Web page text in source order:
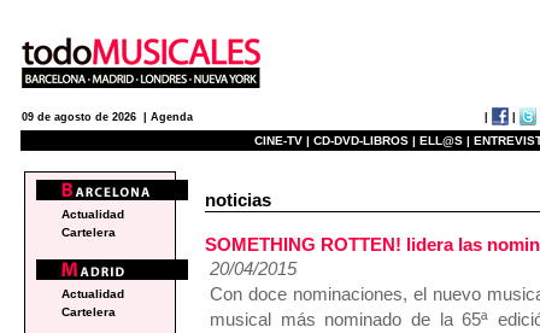
09 de agosto de 2026 | Agenda
CINE-TV | CD-DVD-LIBROS | ELL@S |
noticias
SOMETHING ROTTEN! lidera las
20/04/2015
Con doce nominaciones, el nuevo
musical más nominado de la 65ª
Actualidad
Cartelera
Actualidad
Cartelera